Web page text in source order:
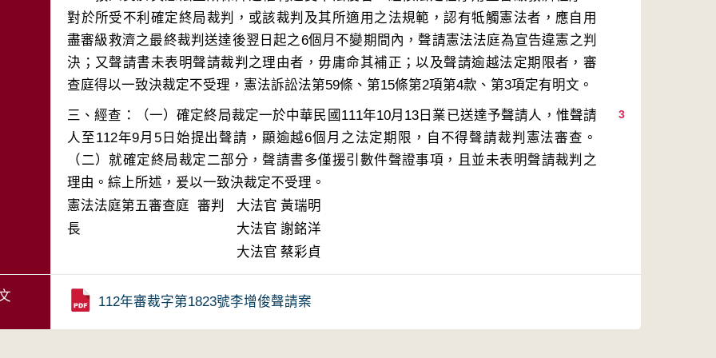
對於所受不利確定終局裁判，或該裁判及其所適用之法規範，認有牴觸憲法者，應自用
盡審級救濟之最終裁判送達後翌日起之6個月不變期間內，聲請憲法法庭為宣告違憲之判
決；又聲請書未表明聲請裁判之理由者，毋庸命其補正；以及聲請逾越法定期限者，審
3
三、經查：（一）確定終局裁定一於中華民國111年10月13日業已送達予聲請人，惟聲請
人至112年9月5日始提出聲請，顯逾越6個月之法定期限，自不得聲請裁判憲法審查。
（二）就確定終局裁定二部分，聲請書多僅援引數件聲證事項，且並未表明聲請裁判之
理由。綜上所述，爰以一致決裁定不受理。
憲法法庭第五審查庭 審判
長
大法官 黃瑞明
大法官 謝銘洋
大法官 蔡彩貞
112年審裁字第1823號李增俊聲請案